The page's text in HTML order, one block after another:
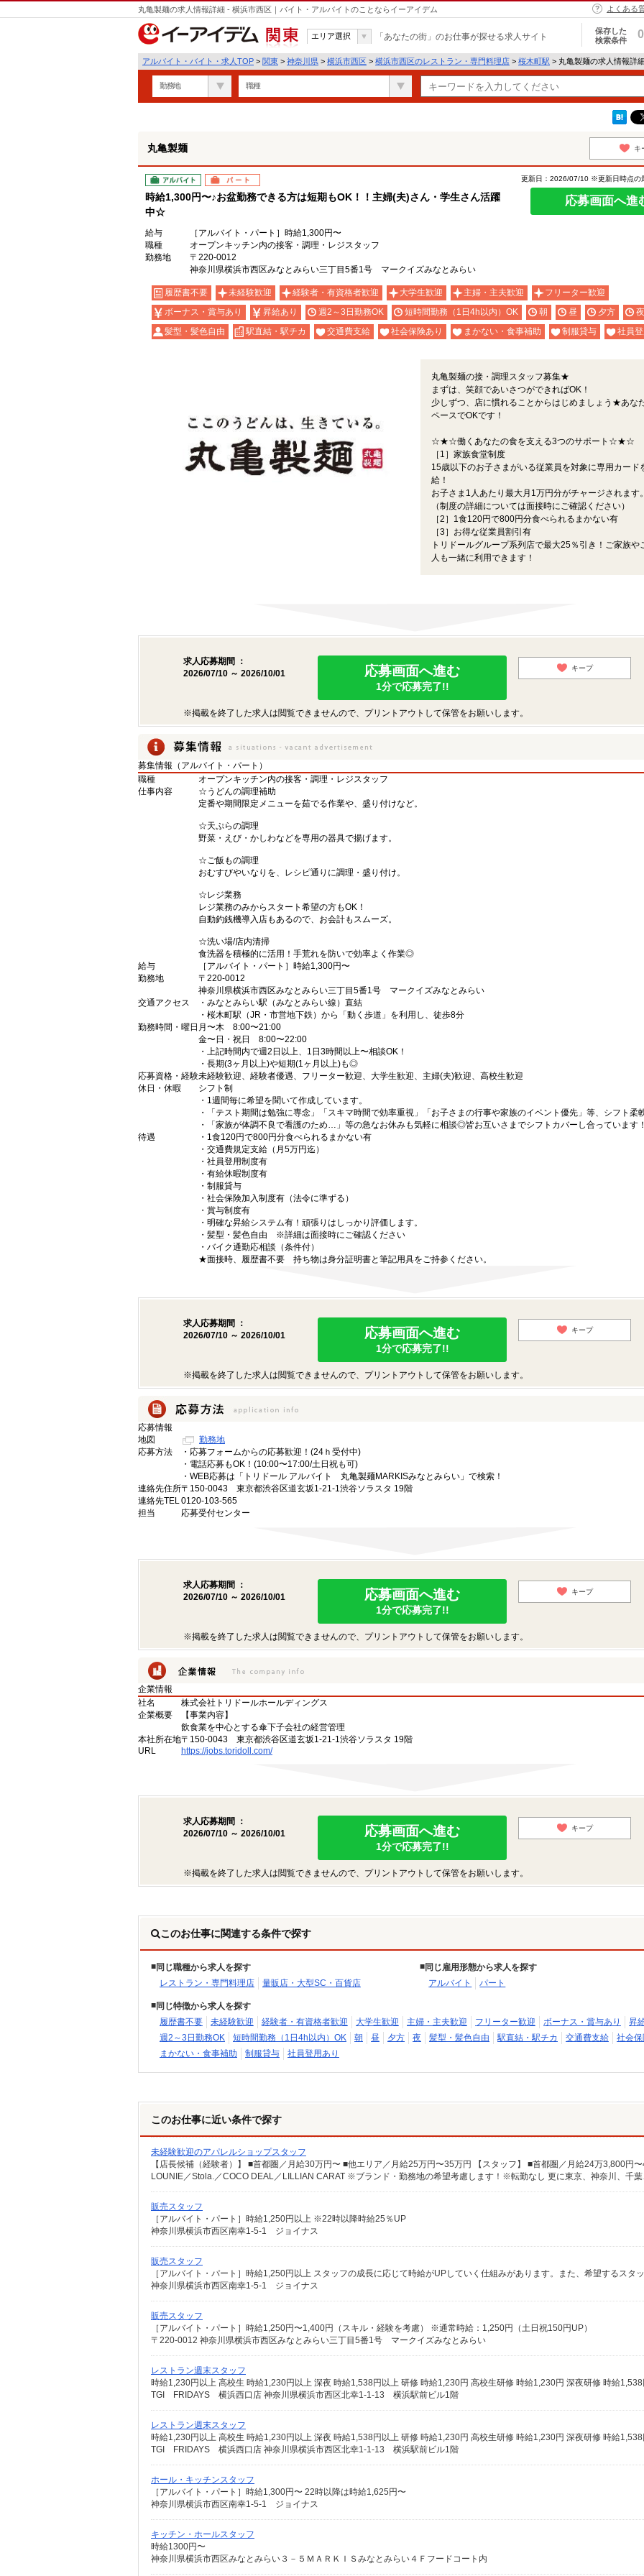
丸亀製麺の求人情報詳細 - 横浜市西区｜バイト・アルバイトのことならイーアイデム よくある
関東
エリア選択 「あなたの街」のお仕事が探せる求人サイト
保存した
検索条件
0
アルバイト・バイト・求人TOP > 関東 > 神奈川県 > 横浜市西区 > 横浜市西区のレストラン・専門料理店 > 桜木町駅 > 丸亀製麺の求人情報詳
勤務地 職種
丸亀製麺 キ
アルバイト パート
時給1,300円〜♪お盆勤務できる方は短期もOK！！主婦(夫)さん・学生さん活躍
中☆
更新日：2026/07/10 ※更新日時点の
応募画面へ進
給与
［アルバイト・パート］時給1,300円〜
職種
オープンキッチン内の接客・調理・レジスタッフ
勤務地
〒220-0012
神奈川県横浜市西区みなとみらい三丁目5番1号 マークイズみなとみらい
履歴書不要 未経験歓迎 経験者・有資格者歓迎 大学生歓迎 主婦・主夫歓迎
フリーター歓迎
ボーナス・賞与あり
昇給あり 週2～3日勤務OK 短時間勤務（1日4h以内）OK 朝 昼 夕方
夜
髪型・髪色自由
駅直結・駅チカ 交通費支給 社会保険あり まかない・食事補助 制服貸与 社員
丸亀製麺の接・調理スタッフ募集★
まずは、笑顔であいさつができればOK！
少しずつ、店に慣れることからはじめましょう★あな
ペースでOKです！
☆★☆働くあなたの食を支える3つのサポート☆★☆
［1］家族食堂制度
15歳以下のお子さまがいる従業員を対象に専用カード
給！
お子さま1人あたり最大月1万円分がチャージされます。
（制度の詳細については面接時にご確認ください）
［2］1食120円で800円分食べられるまかない有
［3］お得な従業員割引有
トリドールグループ系列店で最大25％引き！ご家族や
人も一緒に利用できます！
求人応募期間 ：
2026/07/10 ～ 2026/10/01
応募画面へ進む
1分で応募完了!!
キープ
※掲載を終了した求人は閲覧できませんので、プリントアウトして保管をお願いします。
募集情報（アルバイト・パート）
職種
オープンキッチン内の接客・調理・レジスタッフ
仕事内容
☆うどんの調理補助
定番や期間限定メニューを茹でる作業や、盛り付けなど。
☆天ぷらの調理
野菜・えび・かしわなどを専用の器具で揚げます。
☆ご飯もの調理
おむすびやいなりを、レシピ通りに調理・盛り付け。
☆レジ業務
レジ業務のみからスタート希望の方もOK！
自動釣銭機導入店もあるので、お会計もスムーズ。
☆洗い場/店内清掃
食洗器を積極的に活用！手荒れを防いで効率よく作業◎
給与
［アルバイト・パート］時給1,300円〜
勤務地
〒220-0012
神奈川県横浜市西区みなとみらい三丁目5番1号 マークイズみなとみらい
交通アクセス
・みなとみらい駅（みなとみらい線）直結
・桜木町駅（JR・市営地下鉄）から「動く歩道」を利用し、徒歩8分
勤務時間・曜日 月〜木 8:00〜21:00
金〜日・祝日 8:00〜22:00
・上記時間内で週2日以上、1日3時間以上〜相談OK！
・長期(3ヶ月以上)や短期(1ヶ月以上)も◎
応募資格・経験未経験歓迎、経験者優遇、フリーター歓迎、大学生歓迎、主婦(夫)歓迎、高校生歓迎
休日・休暇
シフト制
・1週間毎に希望を聞いて作成しています。
・「テスト期間は勉強に専念」「スキマ時間で効率重視」「お子さまの行事や家族のイベント優先」等、シフト柔
・「家族が体調不良で看護のため…」等の急なお休みも気軽に相談◎皆お互いさまでシフトカバーし合っています！
待遇
・1食120円で800円分食べられるまかない有
・交通費規定支給（月5万円迄）
・社員登用制度有
・有給休暇制度有
・制服貸与
・社会保険加入制度有（法令に準ずる）
・賞与制度有
・明確な昇給システム有！頑張りはしっかり評価します。
・髪型・髪色自由 ※詳細は面接時にご確認ください
・バイク通勤応相談（条件付）
★面接時、履歴書不要 持ち物は身分証明書と筆記用具をご持参ください。
求人応募期間 ：
2026/07/10 ～ 2026/10/01
応募画面へ進む
1分で応募完了!!
キープ
※掲載を終了した求人は閲覧できませんので、プリントアウトして保管をお願いします。
応募情報
地図
勤務地
応募方法
・応募フォームからの応募歓迎！(24ｈ受付中)
・電話応募もOK！(10:00〜17:00/土日祝も可)
・WEB応募は「トリドール アルバイト 丸亀製麺MARKISみなとみらい」で検索！
連絡先住所〒150-0043 東京都渋谷区道玄坂1-21-1渋谷ソラスタ 19階
連絡先TEL0120-103-565
担当
応募受付センター
求人応募期間 ：
2026/07/10 ～ 2026/10/01
応募画面へ進む
1分で応募完了!!
キープ
※掲載を終了した求人は閲覧できませんので、プリントアウトして保管をお願いします。
企業情報
社名
株式会社トリドールホールディングス
企業概要
【事業内容】
飲食業を中心とする傘下子会社の経営管理
本社所在地〒150-0043 東京都渋谷区道玄坂1-21-1渋谷ソラスタ 19階
URL
https://jobs.toridoll.com/
求人応募期間 ：
2026/07/10 ～ 2026/10/01
応募画面へ進む
1分で応募完了!!
キープ
※掲載を終了した求人は閲覧できませんので、プリントアウトして保管をお願いします。
このお仕事に関連する条件で探す
同じ職種から求人を探す
レストラン・専門料理店
量販店・大型SC・百貨店
同じ雇用形態から求人を探す
アルバイト
パート
同じ特徴から求人を探す
履歴書不要
未経験歓迎 経験者・有資格者歓迎 大学生歓迎 主婦・主夫歓迎 フリーター歓迎 ボーナス・賞与あり
昇
週2～3日勤務OK
短時間勤務（1日4h以内）OK 朝 昼 夕方 夜 髪型・髪色自由 駅直結・駅チカ 交通費支給
社会保
まかない・食事補助
制服貸与 社員登用あり
このお仕事に近い条件で探す
未経験歓迎のアパレルショップスタッフ
販売スタッフ
［アルバイト・パート］時給1,250円以上 ※22時以降時給25％UP
神奈川県横浜市西区南幸1-5-1 ジョイナス
販売スタッフ
神奈川県横浜市西区南幸1-5-1 ジョイナス
販売スタッフ
［アルバイト・パート］時給1,250円〜1,400円（スキル・経験を考慮） ※通常時給：1,250円（土日祝150円UP）
〒220-0012 神奈川県横浜市西区みなとみらい三丁目5番1号 マークイズみなとみらい
レストラン週末スタッフ
TGI FRIDAYS 横浜西口店 神奈川県横浜市西区北幸1-1-13 横浜駅前ビル1階
レストラン週末スタッフ
TGI FRIDAYS 横浜西口店 神奈川県横浜市西区北幸1-1-13 横浜駅前ビル1階
ホール・キッチンスタッフ
［アルバイト・パート］時給1,300円〜 22時以降は時給1,625円〜
神奈川県横浜市西区南幸1-5-1 ジョイナス
キッチン・ホールスタッフ
時給1300円〜
神奈川県横浜市西区みなとみらい３－５ＭＡＲＫＩＳみなとみらい４Ｆフードコート内